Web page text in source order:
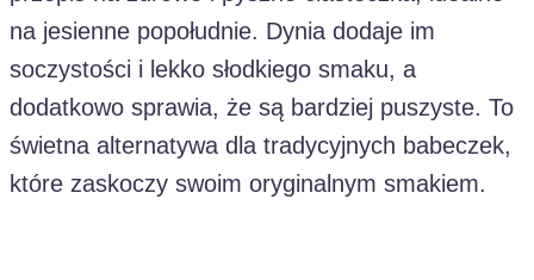
na jesienne popołudnie. Dynia dodaje im
soczystości i lekko słodkiego smaku, a
dodatkowo sprawia, że są bardziej puszyste. To
świetna alternatywa dla tradycyjnych babeczek,
które zaskoczy swoim oryginalnym smakiem.